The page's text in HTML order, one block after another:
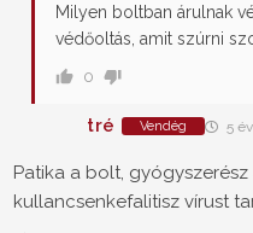
Milyen boltban árulnak
védőoltás, amit szúrni
0
tré Vendég 5
Patika a bolt,
kullancsenkefalitisz vírust